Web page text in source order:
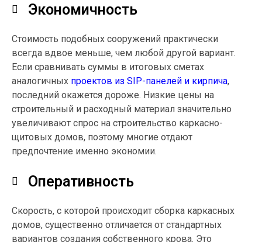
Экономичность
Стоимость подобных сооружений практически
всегда вдвое меньше, чем любой другой вариант.
Если сравнивать суммы в итоговых сметах
аналогичных проектов из SIP-панелей и кирпича,
последний окажется дороже. Низкие цены на
строительный и расходный материал значительно
увеличивают спрос на строительство каркасно-
щитовых домов, поэтому многие отдают
предпочтение именно экономии.
Оперативность
Скорость, с которой происходит сборка каркасных
домов, существенно отличается от стандартных
вариантов создания собственного крова. Это